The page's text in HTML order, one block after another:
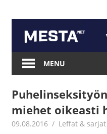
content
Mesta.net
MENU
miehet oikeasti
09.08.2016 Juha Kaunisto
Leffat & sarjat